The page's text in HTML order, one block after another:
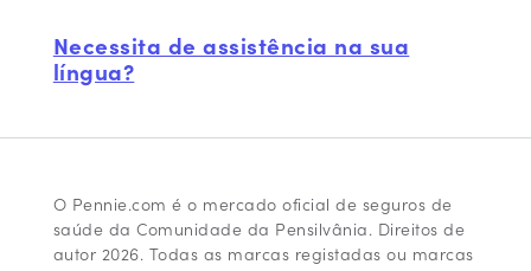
Necessita de assistência na sua
língua?
O Pennie.com é o mercado oficial de seguros de
saúde da Comunidade da Pensilvânia. Direitos de
autor 2026. Todas as marcas registadas ou marcas